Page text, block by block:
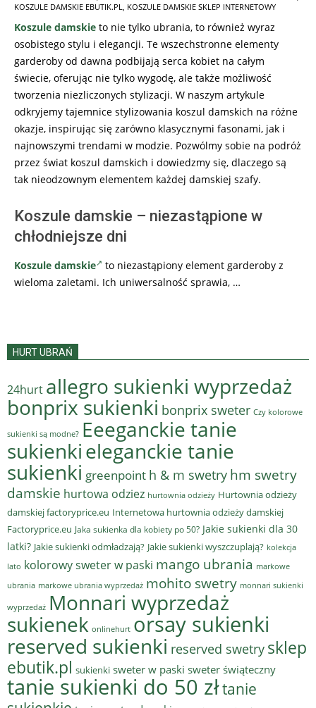
09-
21
KOSZULE DAMSKIE EBUTIK.PL, KOSZULE DAMSKIE SKLEP INTERNETOWY
Koszule damskie to nie tylko ubrania, to również wyraz
osobistego stylu i elegancji. Te wszechstronne elementy
garderoby od dawna podbijają serca kobiet na całym
świecie, oferując nie tylko wygodę, ale także możliwość
tworzenia niezliczonych stylizacji. W naszym artykule
odkryjemy tajemnice stylizowania koszul damskich na różne
okazje, inspirując się zarówno klasycznymi fasonami, jak i
najnowszymi trendami w modzie. Pozwólmy sobie na podróż
przez świat koszul damskich i dowiedzmy się, dlaczego są
tak nieodzownym elementem każdej damskiej szafy.
Koszule damskie – niezastąpione w
chłodniejsze dni
Koszule damskie
to niezastąpiony element garderoby z
wieloma zaletami. Ich uniwersalność sprawia, …
HURT UBRAŃ
24hurt allegro sukienki wyprzedaż
bonprix sukienki bonprix sweter Czy kolorowe
sukienki są modne? Eeeganckie tanie
sukienkieleganckie tanie
sukienki greenpoint h & m swetry hm swetry
damskie hurtowa odziez hurtownia odzieży Hurtownia odzieży
damskiej factoryprice.eu Internetowa hurtownia odzieży damskiej
Factoryprice.eu Jaka sukienka dla kobiety po 50? Jakie sukienki dla 30
latki? Jakie sukienki odmładzają? Jakie sukienki wyszczuplają? kolekcja
lato kolorowy sweter w paski mango ubrania markowe
ubrania markowe ubrania wyprzedaż mohito swetry monnari sukienki
wyprzedaż Monnari wyprzedaż
sukienek onlinehurt orsay sukienki
reserved sukienki reserved swetry sklep
ebutik.pl sukienki sweter w paski sweter świąteczny
tanie sukienki do 50 złtanie